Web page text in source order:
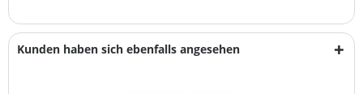
Kunden haben sich ebenfalls angesehen